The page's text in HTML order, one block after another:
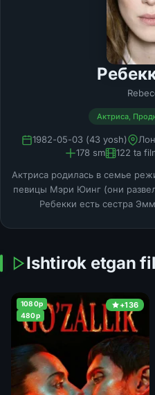
Актриса,
1982-05-03 (43 yosh)
178 sm
122 ta
Актриса родилась в семье
певицы Мэри Юинг (они
Ребекки есть сестра
Ishtirok etgan
+136
1080p
480p